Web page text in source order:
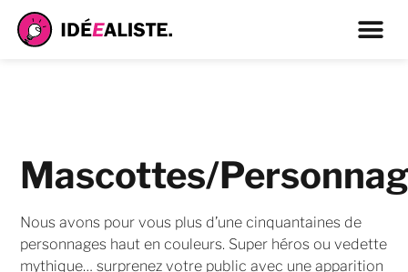
Mascottes/
Nous avons pour vous plus d’une cinquantaines de
personnages haut en couleurs. Super héros ou vedette
mythique… surprenez votre public avec une apparition